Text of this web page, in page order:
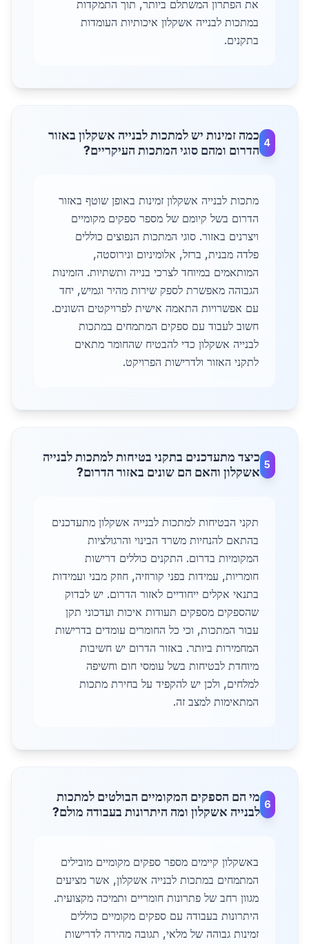
את הפתרון המשתלם ביותר, תוך התמקדות
במתכות לבנייה אשקלון איכותיות העומדות
בתקנים.
4
כמה זמינות יש למתכות לבנייה אשקלון באזור
הדרום ומהם סוגי המתכות העיקריים?
מתכות לבנייה אשקלון זמינות באופן שוטף באזור
הדרום בשל קיומם של מספר ספקים מקומיים
ויצרנים באזור. סוגי המתכות הנפוצים כוללים
פלדה מבנית, ברזל, אלומיניום ונירוסטה,
המותאמים במיוחד לצרכי בנייה ותשתיות. הזמינות
הגבוהה מאפשרת לספק שירות מהיר וגמיש, יחד
עם אפשרויות התאמה אישית לפרויקטים השונים.
חשוב לעבוד עם ספקים המתמחים במתכות
לבנייה אשקלון כדי להבטיח שהחומר מתאים
לתקני האזור ולדרישות הפרויקט.
5
כיצד מתעדכנים בתקני בטיחות למתכות לבנייה
אשקלון והאם הם שונים באזור הדרום?
תקני הבטיחות למתכות לבנייה אשקלון מתעדכנים
בהתאם להנחיות משרד הבינוי והרגולציות
המקומיות בדרום. התקנים כוללים דרישות
חומריות, עמידות בפני קורוזיה, חוזק מבני ועמידות
בתנאי אקלים ייחודיים לאזור הדרום. יש לבדוק
שהספקים מספקים תעודות איכות ועדכוני תקן
עבור המתכות, וכי כל החומרים עומדים בדרישות
המחמירות ביותר. באזור הדרום יש חשיבות
מיוחדת לבטיחות בשל עומסי חום וחשיפה
למלחים, ולכן יש להקפיד על בחירת מתכות
המתאימות למצב זה.
6
מי הם הספקים המקומיים הבולטים למתכות
לבנייה אשקלון ומה היתרונות בעבודה מולם?
באשקלון קיימים מספר ספקים מקומיים מובילים
המתמחים במתכות לבנייה אשקלון, אשר מציעים
מגוון רחב של פתרונות חומריים ותמיכה מקצועית.
היתרונות בעבודה עם ספקים מקומיים כוללים
זמינות גבוהה של מלאי, תגובה מהירה לדרישות